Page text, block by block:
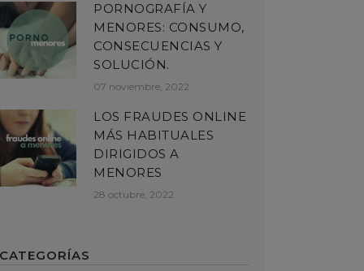
PORNOGRAFÍA Y
MENORES: CONSUMO,
CONSECUENCIAS Y
SOLUCIÓN.
07 noviembre, 2022
LOS FRAUDES ONLINE
MÁS HABITUALES
DIRIGIDOS A
MENORES
28 octubre, 2022
CATEGORÍAS